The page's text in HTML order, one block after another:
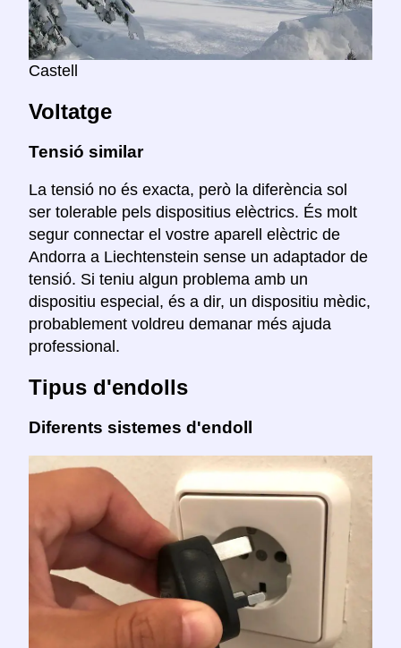
Castell
Voltatge
Tensió similar
La tensió no és exacta, però la diferència sol
ser tolerable pels dispositius elèctrics. És molt
segur connectar el vostre aparell elèctric de
Andorra a Liechtenstein sense un adaptador de
tensió. Si teniu algun problema amb un
dispositiu especial, és a dir, un dispositiu mèdic,
probablement voldreu demanar més ajuda
professional.
Tipus d'endolls
Diferents sistemes d'endoll